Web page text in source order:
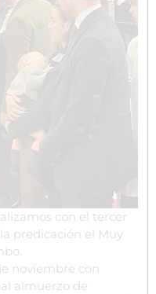
con el tercer
predicación el Muy
noviembre con
almuerzo de